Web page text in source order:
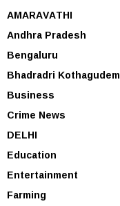
AMARAVATHI
Andhra Pradesh
Bengaluru
Bhadradri Kothagudem
Business
Crime News
DELHI
Education
Entertainment
Farming